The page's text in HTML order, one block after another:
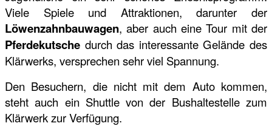
Viele Spiele und Attraktionen, darunter der
Löwenzahnbauwagen, aber auch eine Tour mit der
Pferdekutsche durch das interessante Gelände des
Klärwerks, versprechen sehr viel Spannung.
Den Besuchern, die nicht mit dem Auto kommen,
steht auch ein Shuttle von der Bushaltestelle zum
Klärwerk zur Verfügung.